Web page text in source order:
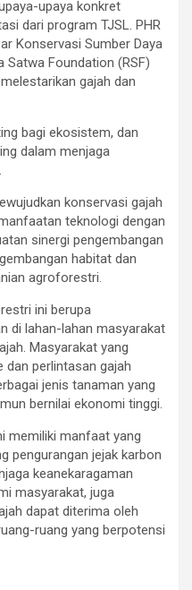
upaya konkret
dari program TJSL. PHR
Konservasi Sumber Daya
Satwa Foundation (RSF)
gajah dan
bagi ekosistem, dan
dalam menjaga
konservasi gajah
teknologi dengan
sinergi pengembangan
habitat dan
agroforestri.
ini berupa
di lahan-lahan masyarakat
Masyarakat yang
dan perlintasan gajah
jenis tanaman yang
bernilai ekonomi tinggi.
memiliki manfaat yang
pengurangan jejak karbon
keanekaragaman
masyarakat, juga
dapat diterima oleh
ruang yang berpotensi